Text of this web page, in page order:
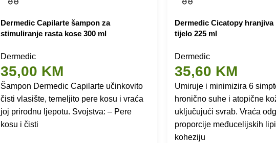
Dermedic Capilarte šampon za
stimuliranje rasta kose 300 ml
Dermedic
35,00 KM
Šampon Dermedic Capilarte učinkovito
čisti vlasište, temeljito pere kosu i vraća
joj prirodnu ljepotu. Svojstva: – Pere
kosu i čisti
Dermedic Cicatopy hranjiva
tijelo 225 ml
Dermedic
35,60 KM
Umiruje i minimizira 6
hronično suhe i atopične
uključujući svrab. Vraća
proporcije međucelijskih
koheziju